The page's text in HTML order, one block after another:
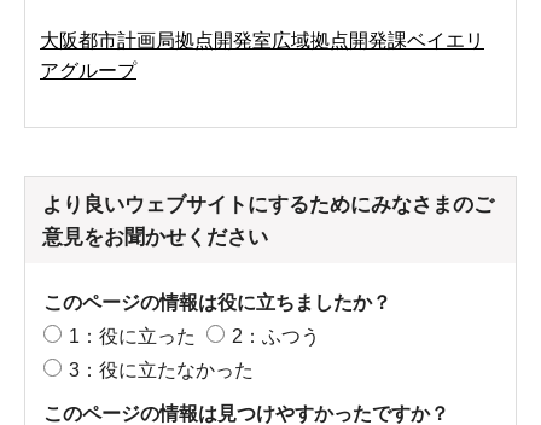
大阪都市計画局拠点開発室広域拠点開発課ベイエリ
アグループ
より良いウェブサイトにするためにみなさまのご
意見をお聞かせください
このページの情報は役に立ちましたか？
1：役に立った
2：ふつう
3：役に立たなかった
このページの情報は見つけやすかったですか？